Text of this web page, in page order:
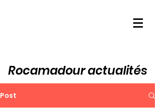
Rocamadour actualités
Post